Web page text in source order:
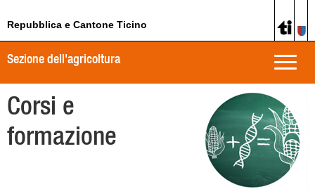
Repubblica e Cantone Ticino
Toggle
Sezione dell'agricoltura
Corsi e
formazione